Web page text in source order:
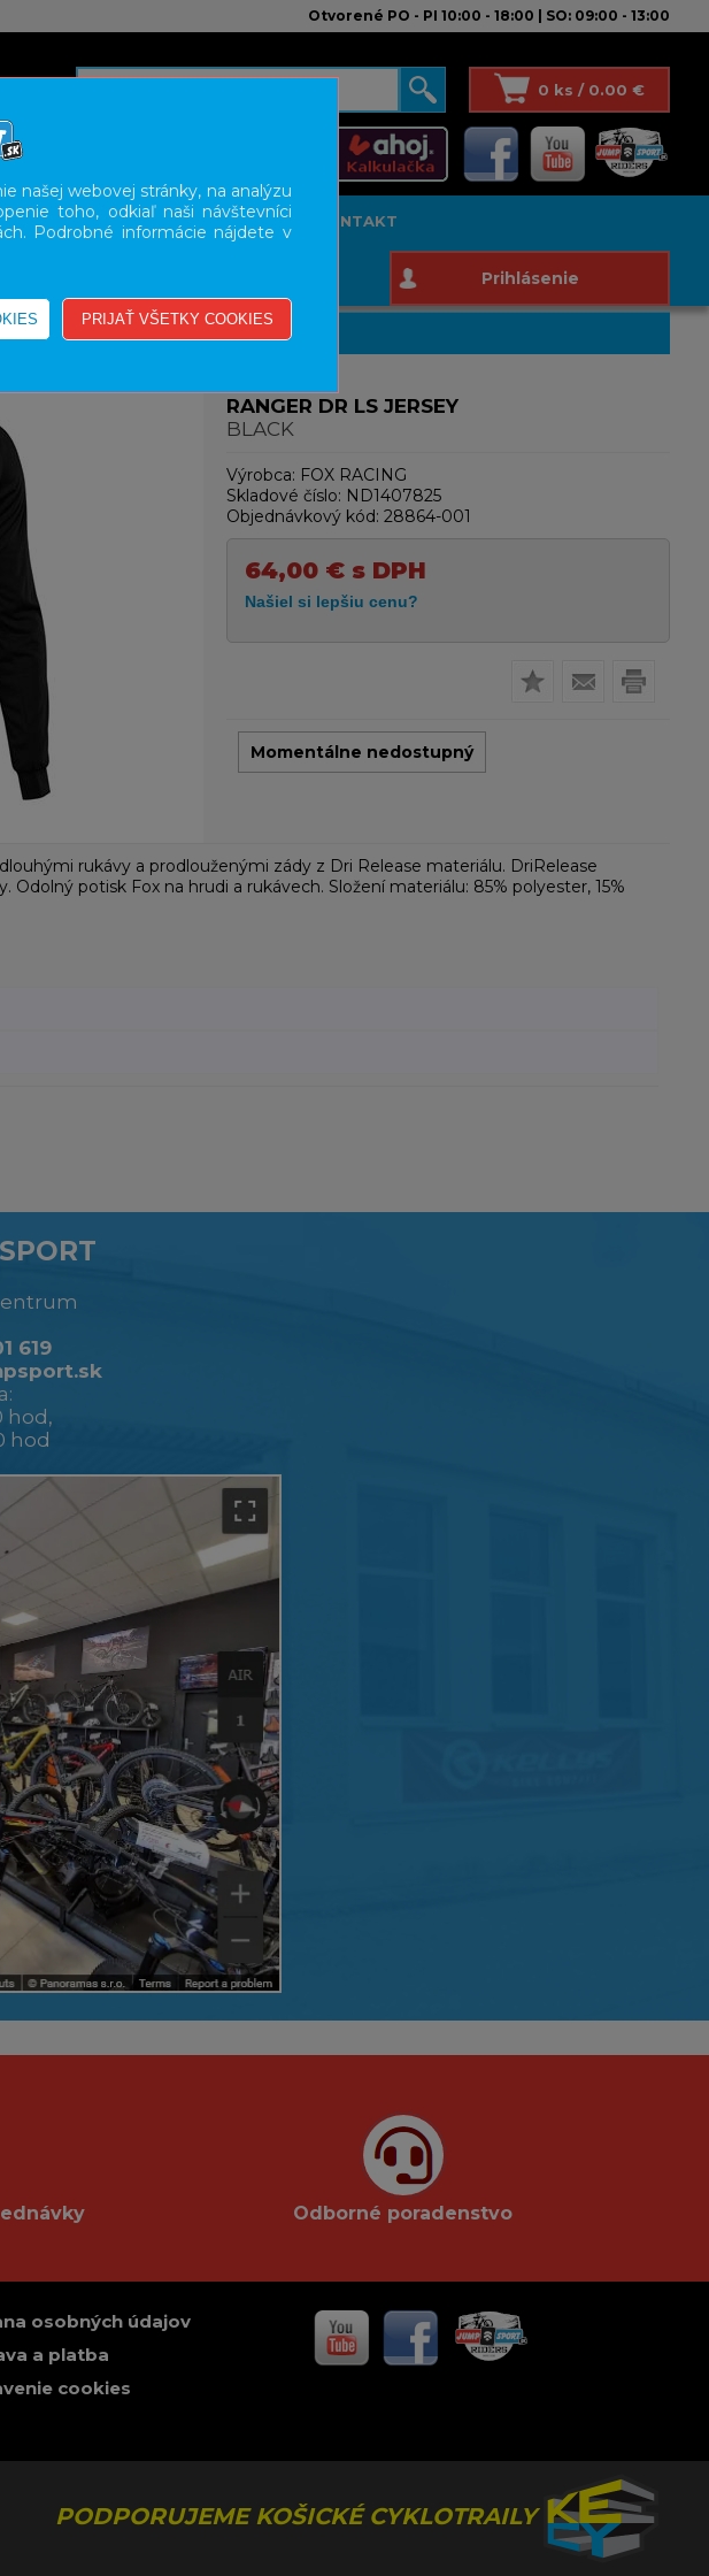
Otvorené PO - PI 10:00 - 18:00 | SO: 09:00 - 13:00
0 ks / 0.00 €
BODY GEOMETRY FIT STUDIO KONTAKT
Prihlásenie
RANGER DR LS JERSEY
BLACK
Výrobca: FOX RACING
Skladové číslo: ND1407825
Objednávkový kód: 28864-001
64,00 €s DPH
Momentálne nedostupný
rukávy a prodlouženými zády z Dri Release materiálu. DriRelease
potisk Fox na hrudi a rukávech. Složení materiálu: 85% polyester, 15%
619
hod,
hod
Odborné poradenstvo
osobných údajov
a platba
cookies
PODPORUJEME KOŠICKÉ CYKLOTRAILY
našej webovej stránky, na analýzu
toho, odkiaľ naši návštevníci
Podrobné informácie nájdete v